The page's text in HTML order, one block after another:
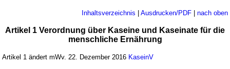
Inhaltsverzeichnis | Ausdrucken/PDF| nach oben
Artikel 1 Verordnung über Kaseine und Kaseinate für die
menschliche Ernährung
Artikel 1 ändert mWv. 22. Dezember 2016 KaseinV